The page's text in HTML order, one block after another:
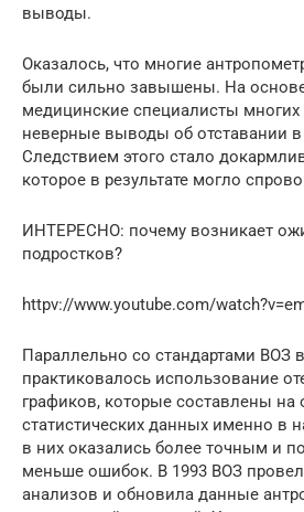
выводы.
Оказалось, что многие
были сильно завышены. На
медицинские специалисты многих
неверные выводы об отставании
Следствием этого стало
которое в результате могло
ИНТЕРЕСНО: почему возникает
подростков?
httpv://www.youtube.com/
Параллельно со стандартами ВОЗ
практиковалось использование
графиков, которые составлены на
статистических данных именно в
в них оказались более точным и
меньше ошибок. В 1993 ВОЗ
анализов и обновила данные